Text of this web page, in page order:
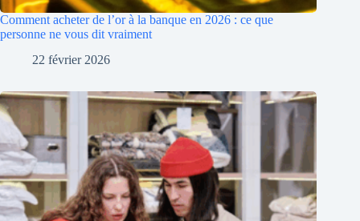
Comment acheter de l’or à la banque en 2026 : ce que
personne ne vous dit vraiment
22 février 2026